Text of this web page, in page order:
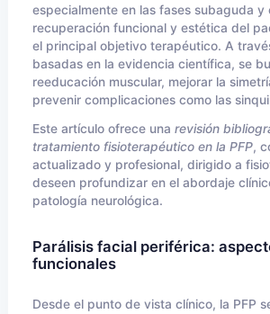
especialmente en las fases subaguda y
recuperación funcional y estética del
el principal objetivo terapéutico. A
basadas en la evidencia científica, se
reeducación muscular, mejorar la
prevenir complicaciones como las
Este artículo ofrece una revisión
tratamiento fisioterapéutico en la PFP,
actualizado y profesional, dirigido a
deseen profundizar en el abordaje
patología neurológica.
Parálisis facial periférica:
funcionales
Desde el punto de vista clínico, la PFP